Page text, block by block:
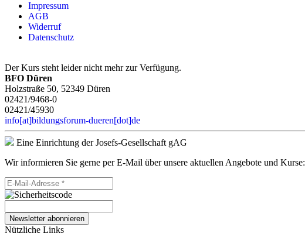
Impressum
AGB
Widerruf
Datenschutz
Der Kurs steht leider nicht mehr zur Verfügung.
BFO Düren
Holzstraße 50, 52349 Düren
02421/9468-0
02421/45930
info[at]bildungsforum-dueren[dot]de
Eine Einrichtung der Josefs-Gesellschaft gAG
Wir informieren Sie gerne per E-Mail über unsere aktuellen Angebote und Kurse:
Newsletter abonnieren
Nützliche Links